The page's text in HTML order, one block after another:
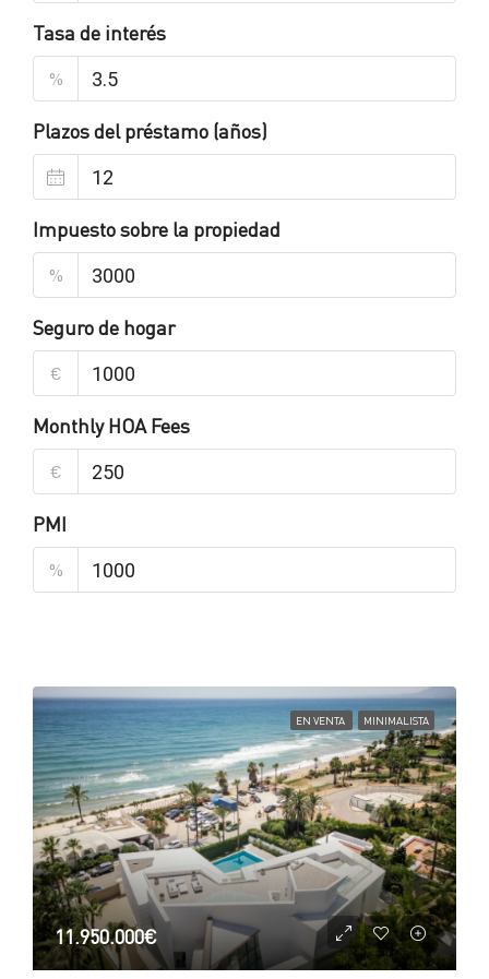
Tasa de interés
%
Plazos del préstamo (años)
Impuesto sobre la propiedad
%
Seguro de hogar
€
Monthly HOA Fees
€
PMI
%
EN VENTA MINIMALISTA
11.950.000€